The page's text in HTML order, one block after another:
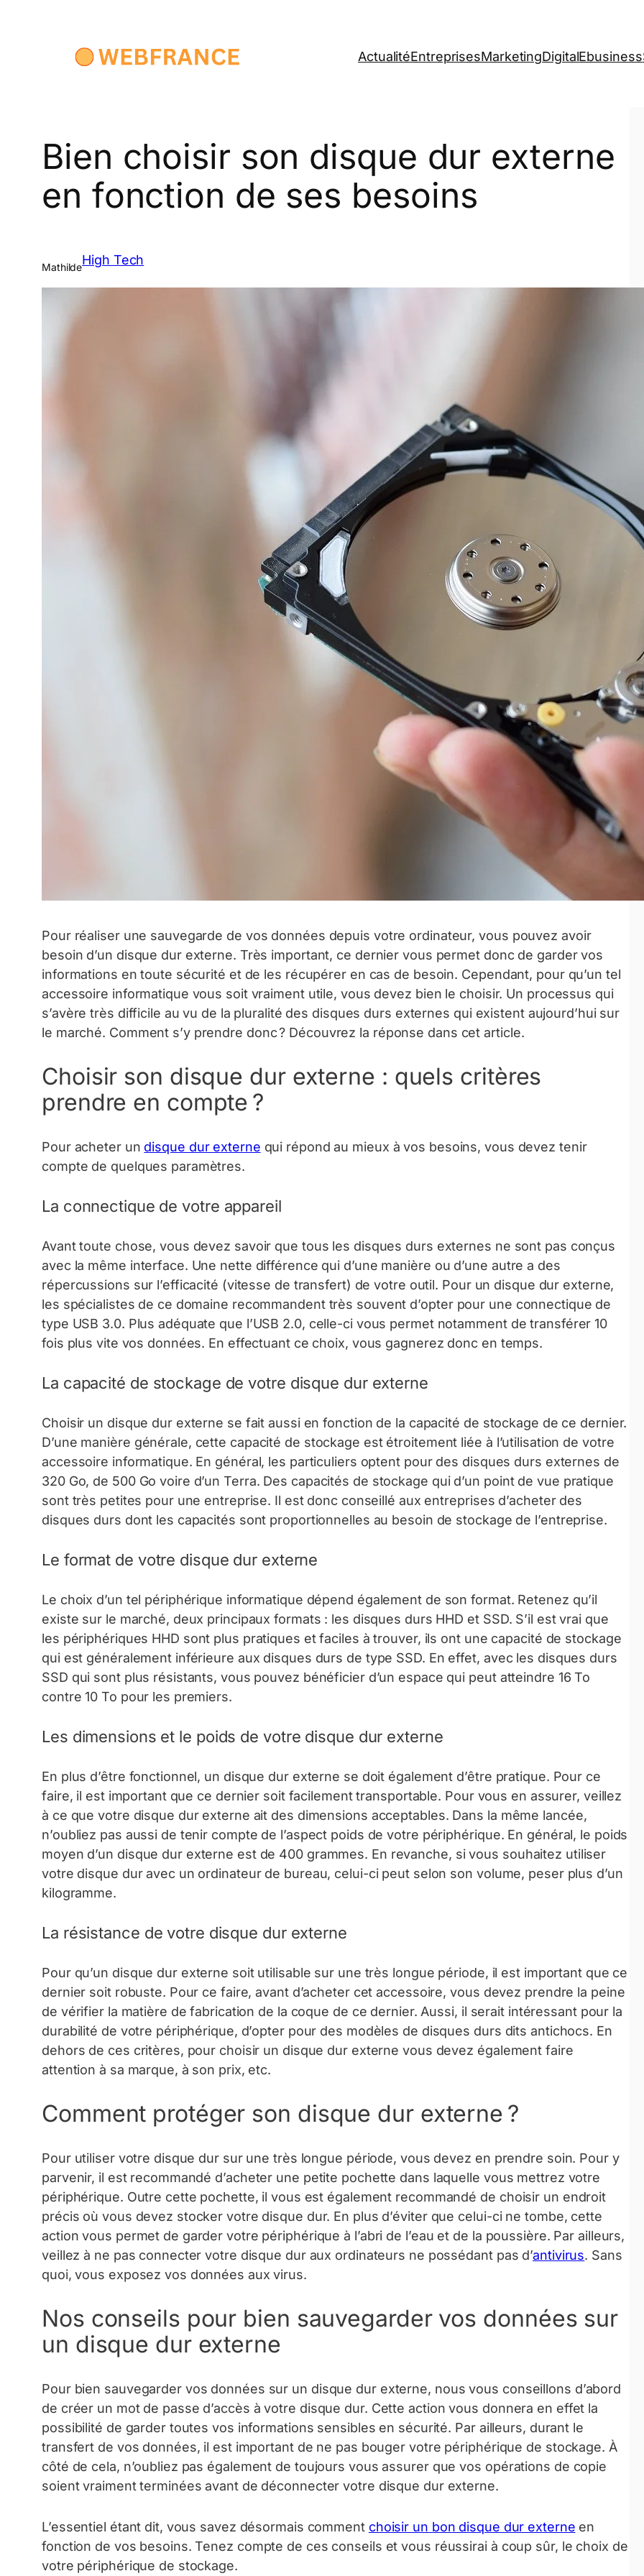
ActualitéEntreprisesMarketingDigitalEbusiness
Bien choisir son disque dur externe
en fonction de ses besoins
MathildeHigh Tech
Pour réaliser une sauvegarde de vos données depuis votre ordinateur, vous pouvez avoir
besoin d’un disque dur externe. Très important, ce dernier vous permet donc de garder vos
informations en toute sécurité et de les récupérer en cas de besoin. Cependant, pour qu’un tel
accessoire informatique vous soit vraiment utile, vous devez bien le choisir. Un processus qui
s’avère très difficile au vu de la pluralité des disques durs externes qui existent aujourd’hui sur
le marché. Comment s’y prendre donc ? Découvrez la réponse dans cet article.
Choisir son disque dur externe : quels critères
prendre en compte ?
Pour acheter un disque dur externe qui répond au mieux à vos besoins, vous devez tenir
compte de quelques paramètres.
La connectique de votre appareil
Avant toute chose, vous devez savoir que tous les disques durs externes ne sont pas conçus
avec la même interface. Une nette différence qui d’une manière ou d’une autre a des
répercussions sur l’efficacité (vitesse de transfert) de votre outil. Pour un disque dur externe,
les spécialistes de ce domaine recommandent très souvent d’opter pour une connectique de
type USB 3.0. Plus adéquate que l’USB 2.0, celle-ci vous permet notamment de transférer 10
fois plus vite vos données. En effectuant ce choix, vous gagnerez donc en temps.
La capacité de stockage de votre disque dur externe
Choisir un disque dur externe se fait aussi en fonction de la capacité de stockage de ce dernier.
D’une manière générale, cette capacité de stockage est étroitement liée à l’utilisation de votre
accessoire informatique. En général, les particuliers optent pour des disques durs externes de
320 Go, de 500 Go voire d’un Terra. Des capacités de stockage qui d’un point de vue pratique
sont très petites pour une entreprise. Il est donc conseillé aux entreprises d’acheter des
disques durs dont les capacités sont proportionnelles au besoin de stockage de l’entreprise.
Le format de votre disque dur externe
Le choix d’un tel périphérique informatique dépend également de son format. Retenez qu’il
existe sur le marché, deux principaux formats : les disques durs HHD et SSD. S’il est vrai que
les périphériques HHD sont plus pratiques et faciles à trouver, ils ont une capacité de stockage
qui est généralement inférieure aux disques durs de type SSD. En effet, avec les disques durs
SSD qui sont plus résistants, vous pouvez bénéficier d’un espace qui peut atteindre 16 To
contre 10 To pour les premiers.
Les dimensions et le poids de votre disque dur externe
En plus d’être fonctionnel, un disque dur externe se doit également d’être pratique. Pour ce
faire, il est important que ce dernier soit facilement transportable. Pour vous en assurer, veillez
à ce que votre disque dur externe ait des dimensions acceptables. Dans la même lancée,
n’oubliez pas aussi de tenir compte de l’aspect poids de votre périphérique. En général, le poids
moyen d’un disque dur externe est de 400 grammes. En revanche, si vous souhaitez utiliser
votre disque dur avec un ordinateur de bureau, celui-ci peut selon son volume, peser plus d’un
kilogramme.
La résistance de votre disque dur externe
Pour qu’un disque dur externe soit utilisable sur une très longue période, il est important que ce
dernier soit robuste. Pour ce faire, avant d’acheter cet accessoire, vous devez prendre la peine
de vérifier la matière de fabrication de la coque de ce dernier. Aussi, il serait intéressant pour la
durabilité de votre périphérique, d’opter pour des modèles de disques durs dits antichocs. En
dehors de ces critères, pour choisir un disque dur externe vous devez également faire
attention à sa marque, à son prix, etc.
Comment protéger son disque dur externe ?
Pour utiliser votre disque dur sur une très longue période, vous devez en prendre soin. Pour y
parvenir, il est recommandé d’acheter une petite pochette dans laquelle vous mettrez votre
périphérique. Outre cette pochette, il vous est également recommandé de choisir un endroit
précis où vous devez stocker votre disque dur. En plus d’éviter que celui-ci ne tombe, cette
action vous permet de garder votre périphérique à l’abri de l’eau et de la poussière. Par ailleurs,
veillez à ne pas connecter votre disque dur aux ordinateurs ne possédant pas d’antivirus. Sans
quoi, vous exposez vos données aux virus.
Nos conseils pour bien sauvegarder vos données sur
un disque dur externe
Pour bien sauvegarder vos données sur un disque dur externe, nous vous conseillons d’abord
de créer un mot de passe d’accès à votre disque dur. Cette action vous donnera en effet la
possibilité de garder toutes vos informations sensibles en sécurité. Par ailleurs, durant le
transfert de vos données, il est important de ne pas bouger votre périphérique de stockage. À
côté de cela, n’oubliez pas également de toujours vous assurer que vos opérations de copie
soient vraiment terminées avant de déconnecter votre disque dur externe.
L’essentiel étant dit, vous savez désormais comment choisir un bon disque dur externe en
fonction de vos besoins. Tenez compte de ces conseils et vous réussirai à coup sûr, le choix de
votre périphérique de stockage.